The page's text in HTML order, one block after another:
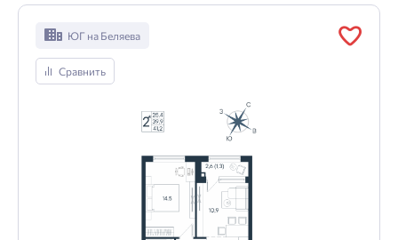
ЮГ на Беляева
Сравнить